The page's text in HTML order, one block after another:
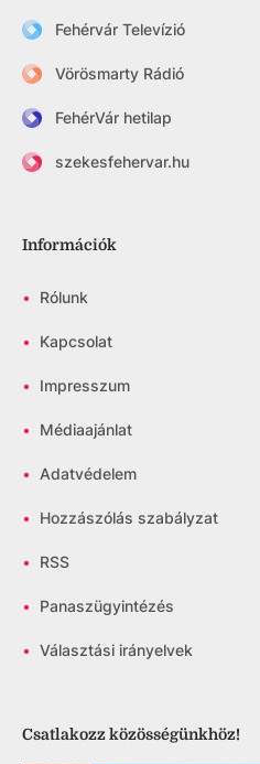
Fehérvár Televízió
Vörösmarty Rádió
FehérVár hetilap
szekesfehervar.hu
Információk
• Rólunk
• Kapcsolat
• Impresszum
• Médiaajánlat
• Adatvédelem
• Hozzászólás szabályzat
• RSS
• Panaszügyintézés
• Választási irányelvek
Csatlakozz közösségünkhöz!